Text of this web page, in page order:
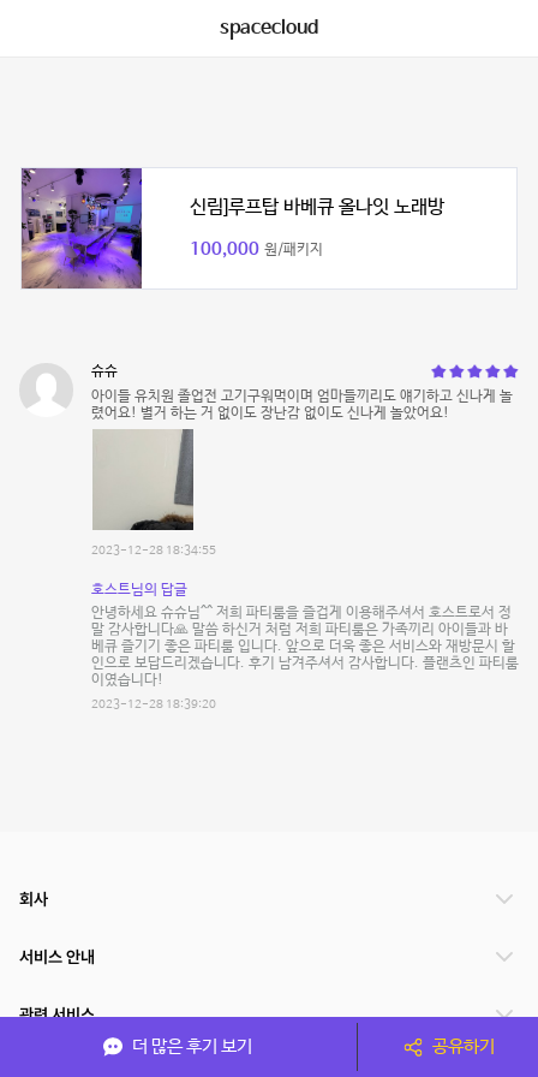
spacecloud
신림]루프탑 바베큐 올나잇 노래방
100,000 원/패키지
슈슈
아이들 유치원 졸업전 고기구워먹이며 엄마들끼리도 얘기하고 신나게 놀
렸어요! 별거 하는 거 없이도 장난감 없이도 신나게 놀았어요!
2023-12-28 18:34:55
호스트님의 답글
안녕하세요 슈슈님^^ 저희 파티룸을 즐겁게 이용해주셔서 호스트로서 정
말 감사합니다🙏 말씀 하신거 처럼 저희 파티룸은 가족끼리 아이들과 바
베큐 즐기기 좋은 파티룸 입니다. 앞으로 더욱 좋은 서비스와 재방문시 할
인으로 보답드리겠습니다. 후기 남겨주셔서 감사합니다. 플랜츠인 파티룸
이였습니다!
2023-12-28 18:39:20
더 많은 후기 보기 공유하기
회사
서비스 안내
관련 서비스